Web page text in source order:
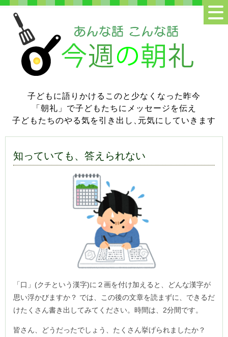
子どもに語りかけるこのと少なくなった昨今
「朝礼」で子どもたちにメッセージを伝え
子どもたちのやる気を引き出し
元気にしていきます
知っていても、答えられない
「口」(クチという漢字)に２画を付け加えると、どんな漢字が
思い浮かびますか？ では、この後の文章を読まずに、できるだ
けたくさん書き出してみてください。時間は、2分間です。
皆さん、どうだったでしょう、たくさん挙げられましたか？